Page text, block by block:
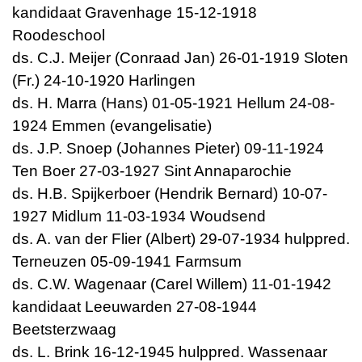
kandidaat Gravenhage 15-12-1918
Roodeschool
ds. C.J. Meijer (Conraad Jan) 26-01-1919 Sloten
(Fr.) 24-10-1920 Harlingen
ds. H. Marra (Hans) 01-05-1921 Hellum 24-08-
1924 Emmen (evangelisatie)
ds. J.P. Snoep (Johannes Pieter) 09-11-1924
Ten Boer 27-03-1927 Sint Annaparochie
ds. H.B. Spijkerboer (Hendrik Bernard) 10-07-
1927 Midlum 11-03-1934 Woudsend
ds. A. van der Flier (Albert) 29-07-1934 hulppred.
Terneuzen 05-09-1941 Farmsum
ds. C.W. Wagenaar (Carel Willem) 11-01-1942
kandidaat Leeuwarden 27-08-1944
Beetsterzwaag
ds. L. Brink 16-12-1945 hulppred. Wassenaar